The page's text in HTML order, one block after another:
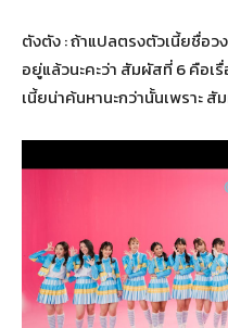
ตังตัง : ถ้าแปลตรงตัวเนี้ยชื่อ
อยู่แล้วนะคะว่า สัมผัสที่ 6 คือเ
เนี้ยน่าค้นหานะกว่านั้นเพราะ